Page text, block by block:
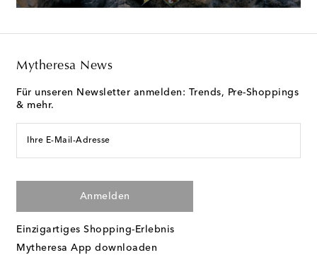
Mytheresa News
Für unseren Newsletter anmelden: Trends, Pre-Shoppings
& mehr.
Ihre E-Mail-Adresse
Anmelden
Einzigartiges Shopping-Erlebnis
Mytheresa App downloaden